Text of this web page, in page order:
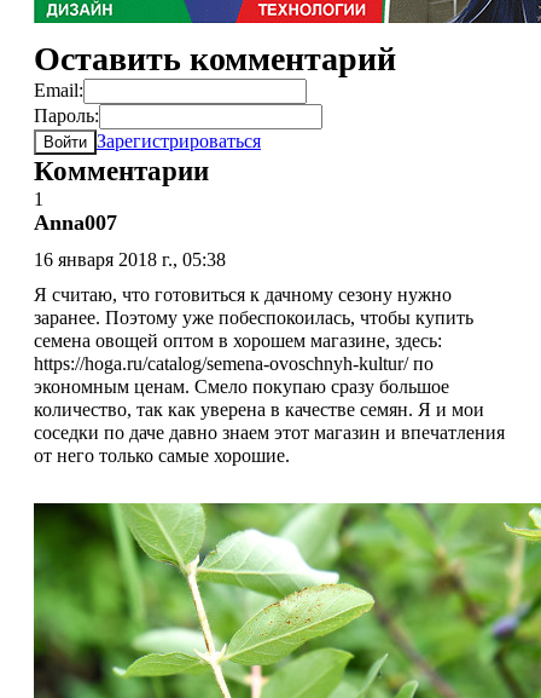
Оставить комментарий
Email:
Пароль:
Войти Зарегистрироваться
Комментарии
1
Anna007
16 января 2018 г., 05:38
Я считаю, что готовиться к дачному сезону нужно
заранее. Поэтому уже побеспокоилась, чтобы купить
семена овощей оптом в хорошем магазине, здесь:
https://hoga.ru/catalog/semena-ovoschnyh-kultur/ по
экономным ценам. Смело покупаю сразу большое
количество, так как уверена в качестве семян. Я и мои
соседки по даче давно знаем этот магазин и впечатления
от него только самые хорошие.